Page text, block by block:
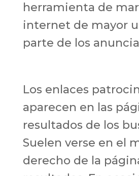
herramienta de
internet de mayor
parte de los
Los enlaces
aparecen en las
resultados de los
Suelen verse en el
derecho de la